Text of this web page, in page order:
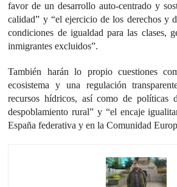
favor de un desarrollo auto-centrado y
calidad” y “el ejercicio de los derechos y
condiciones de igualdad para las clases,
inmigrantes excluidos”.
También harán lo propio cuestiones
ecosistema y una regulación
recursos hídricos, así como de políticas
despoblamiento rural” y “el encaje
España federativa y en la Comunidad